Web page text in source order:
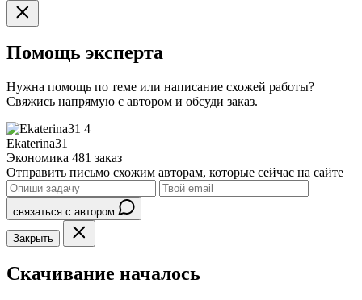
Помощь эксперта
Нужна помощь по теме или написание схожей работы?
Свяжись напрямую с автором и обсуди заказ.
4
Ekaterina31
Экономика 481 заказ
Отправить письмо схожим авторам, которые сейчас на сайте
связаться с автором
Закрыть
Скачивание началось